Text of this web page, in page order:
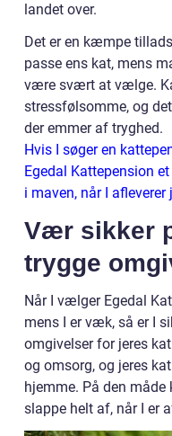
landet over.
Det er en kæmpe
passe ens kat, mens
være svært at vælge.
stressfølsomme, og
der emmer af tryghed.
Hvis I søger en
Egedal Kattepension
i maven, når I afleverer
Vær sikker
trygge
Når I vælger Egedal
mens I er væk, så er I
omgivelser for jeres
og omsorg, og jeres
hjemme. På den
slappe helt af, når I er